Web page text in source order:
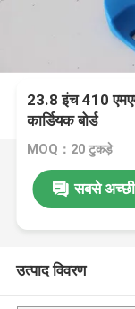
23.8 इंच 410
कार्डियक बोर्ड
MOQ：20 टुकड़े
सबसे
उत्पाद विवरण